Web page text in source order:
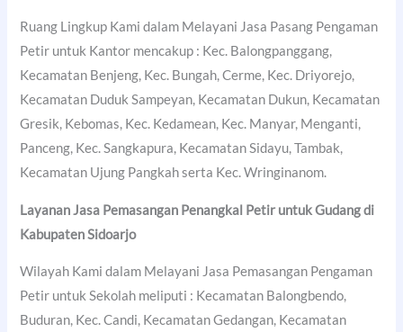
Ruang Lingkup Kami dalam Melayani Jasa Pasang Pengaman
Petir untuk Kantor mencakup : Kec. Balongpanggang,
Kecamatan Benjeng, Kec. Bungah, Cerme, Kec. Driyorejo,
Kecamatan Duduk Sampeyan, Kecamatan Dukun, Kecamatan
Gresik, Kebomas, Kec. Kedamean, Kec. Manyar, Menganti,
Panceng, Kec. Sangkapura, Kecamatan Sidayu, Tambak,
Kecamatan Ujung Pangkah serta Kec. Wringinanom.
Layanan Jasa Pemasangan Penangkal Petir untuk Gudang di
Kabupaten Sidoarjo
Wilayah Kami dalam Melayani Jasa Pemasangan Pengaman
Petir untuk Sekolah meliputi : Kecamatan Balongbendo,
Buduran, Kec. Candi, Kecamatan Gedangan, Kecamatan